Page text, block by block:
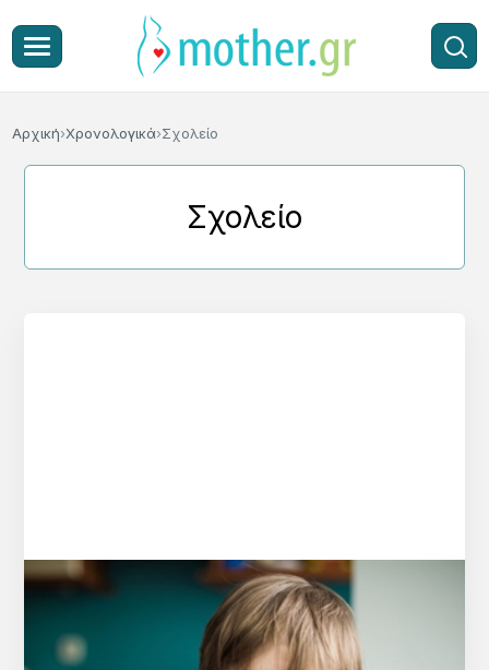
Αρχική Χρονολογικά Σχολείο
Σχολείο